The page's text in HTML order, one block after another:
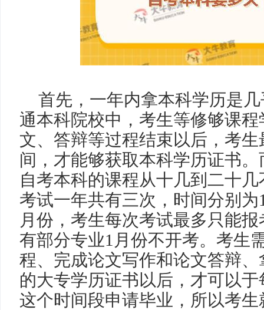
首先，一年内拿本科学历是
通本科院校中，考生等修够课
文、答辩等过程结束以后，考
间，才能够获取本科学历证书
自考本科的课程从十几到二十
考试一年共有三次，时间分别为
月份，考生每次考试最多只能
有部分专业1月份不开考。考生
程、完成论文写作和论文答辩
的大专学历证书以后，才可以
这个时间段申请毕业，所以考